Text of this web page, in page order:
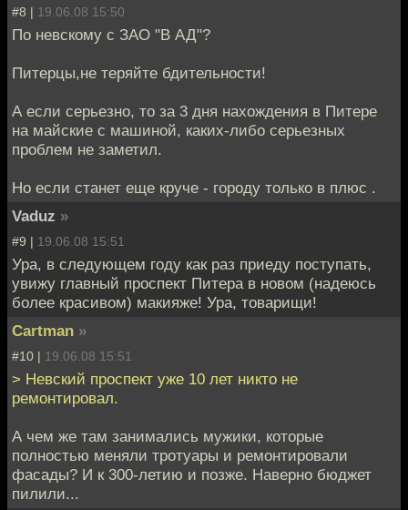
#8 | 19.06.08 15:50
По невскому с ЗАО "В АД"?
Питерцы,не теряйте бдительности!
А если серьезно, то за 3 дня нахождения в Питере
на майские с машиной, каких-либо серьезных
проблем не заметил.
Но если станет еще круче - городу только в плюс .
Vaduz »
#9 | 19.06.08 15:51
Ура, в следующем году как раз приеду поступать,
увижу главный проспект Питера в новом (надеюсь
более красивом) макияже! Ура, товарищи!
Cartman »
#10 | 19.06.08 15:51
> Невский проспект уже 10 лет никто не
ремонтировал.
А чем же там занимались мужики, которые
полностью меняли тротуары и ремонтировали
фасады? И к 300-летию и позже. Наверно бюджет
пилили...